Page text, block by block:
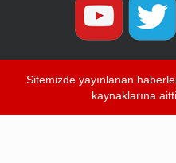
Sitemizde yayınlanan
kaynaklarına